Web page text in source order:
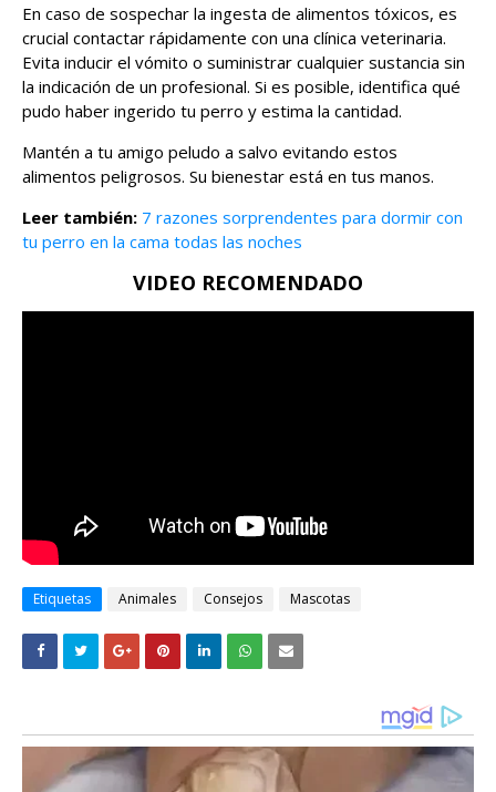
En caso de sospechar la ingesta de alimentos tóxicos, es
crucial contactar rápidamente con una clínica veterinaria.
Evita inducir el vómito o suministrar cualquier sustancia sin
la indicación de un profesional. Si es posible, identifica qué
pudo haber ingerido tu perro y estima la cantidad.
Mantén a tu amigo peludo a salvo evitando estos
alimentos peligrosos. Su bienestar está en tus manos.
Leer también: 7 razones sorprendentes para dormir con
tu perro en la cama todas las noches
VIDEO RECOMENDADO
Etiquetas Animales Consejos Mascotas